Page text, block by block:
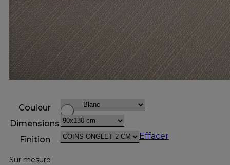
Couleur
Dimensions
Finition
Effacer
Sur mesure